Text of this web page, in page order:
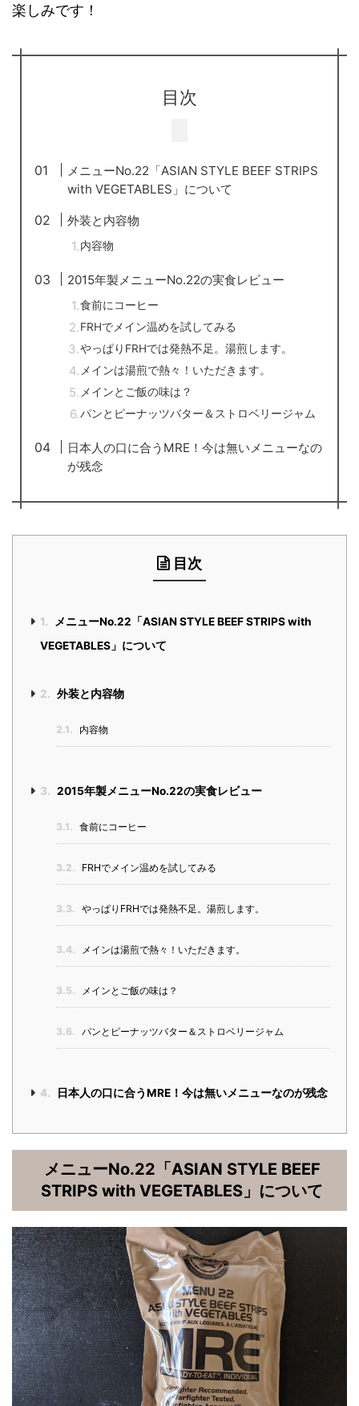
楽しみです！
目次
メニューNo.22「ASIAN STYLE BEEF STRIPS
with VEGETABLES」について
外装と内容物
内容物
2015年製メニューNo.22の実食レビュー
食前にコーヒー
FRHでメイン温めを試してみる
やっぱりFRHでは発熱不足。湯煎します。
メインは湯煎で熱々！いただきます。
メインとご飯の味は？
パンとピーナッツバター＆ストロベリージャム
日本人の口に合うMRE！今は無いメニューなの
が残念
目次
1.
メニューNo.22「ASIAN STYLE BEEF STRIPS with
VEGETABLES」について
2. 外装と内容物
2.1. 内容物
3. 2015年製メニューNo.22の実食レビュー
3.1. 食前にコーヒー
3.2. FRHでメイン温めを試してみる
3.3. やっぱりFRHでは発熱不足。湯煎します。
3.4. メインは湯煎で熱々！いただきます。
3.5. メインとご飯の味は？
3.6. パンとピーナッツバター＆ストロベリージャム
4. 日本人の口に合うMRE！今は無いメニューなのが残念
メニューNo.22「ASIAN STYLE BEEF
STRIPS with VEGETABLES」について